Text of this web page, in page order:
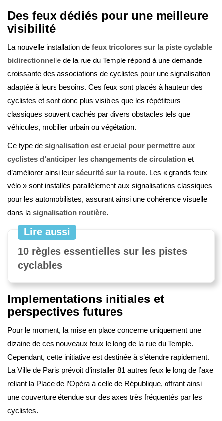
Des feux dédiés pour une meilleure
visibilité
La nouvelle installation de feux tricolores sur la piste cyclable
bidirectionnelle de la rue du Temple répond à une demande
croissante des associations de cyclistes pour une signalisation
adaptée à leurs besoins. Ces feux sont placés à hauteur des
cyclistes et sont donc plus visibles que les répétiteurs
classiques souvent cachés par divers obstacles tels que
véhicules, mobilier urbain ou végétation.
Ce type de signalisation est crucial pour permettre aux
cyclistes d’anticiper les changements de circulation et
d’améliorer ainsi leur sécurité sur la route. Les « grands feux
vélo » sont installés parallèlement aux signalisations classiques
pour les automobilistes, assurant ainsi une cohérence visuelle
dans la signalisation routière.
Lire aussi
10 règles essentielles sur les pistes
cyclables
Implementations initiales et
perspectives futures
Pour le moment, la mise en place concerne uniquement une
dizaine de ces nouveaux feux le long de la rue du Temple.
Cependant, cette initiative est destinée à s’étendre rapidement.
La Ville de Paris prévoit d’installer 81 autres feux le long de l’axe
reliant la Place de l’Opéra à celle de République, offrant ainsi
une couverture étendue sur des axes très fréquentés par les
cyclistes.